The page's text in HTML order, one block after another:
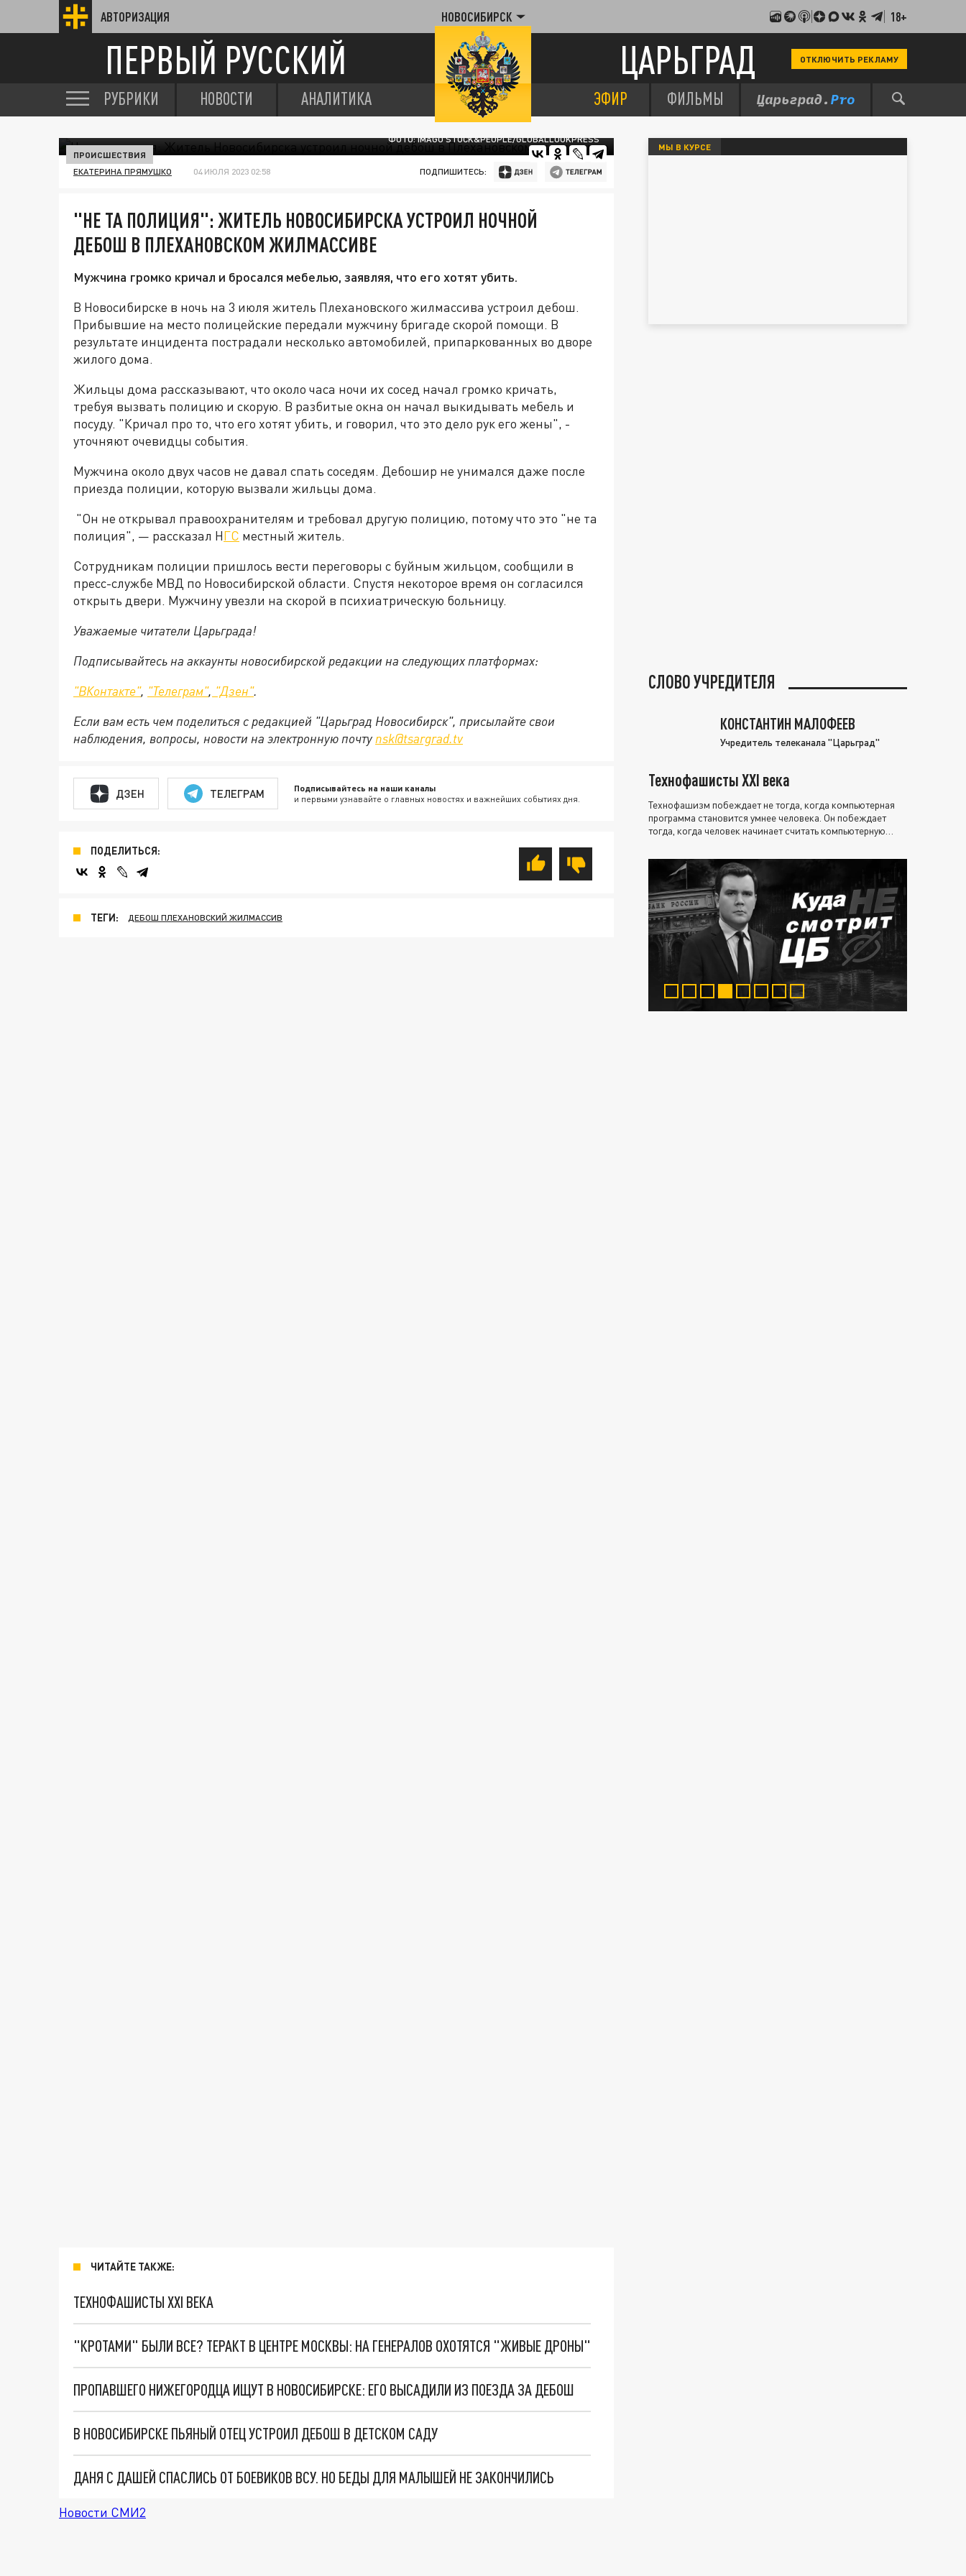
АВТОРИЗАЦИЯ НОВОСИБИРСК 18+
ПЕРВЫЙ РУССКИЙ ЦАРЬГРАД ОТКЛЮЧИТЬ РЕКЛАМУ
РУБРИКИ НОВОСТИ АНАЛИТИКА ЭФИР ФИЛЬМЫ
ФОТО: IMAGO STOCK&PEOPLE/GLOBALLOOKPRESS
ПРОИСШЕСТВИЯ
ЕКАТЕРИНА ПРЯМУШКО 04 ИЮЛЯ 2023 02:58 ПОДПИШИТЕСЬ:
"НЕ ТА ПОЛИЦИЯ": ЖИТЕЛЬ НОВОСИБИРСКА УСТРОИЛ НОЧНОЙ
ДЕБОШ В ПЛЕХАНОВСКОМ ЖИЛМАССИВЕ
Мужчина громко кричал и бросался мебелью, заявляя, что его хотят убить.
В Новосибирске в ночь на 3 июля житель Плехановского жилмассива устроил дебош.
Прибывшие на место полицейские передали мужчину бригаде скорой помощи. В
результате инцидента пострадали несколько автомобилей, припаркованных во дворе
жилого дома.
Жильцы дома рассказывают, что около часа ночи их сосед начал громко кричать,
требуя вызвать полицию и скорую. В разбитые окна он начал выкидывать мебель и
посуду. "Кричал про то, что его хотят убить, и говорил, что это дело рук его жены", -
уточняют очевидцы события.
Мужчина около двух часов не давал спать соседям. Дебошир не унимался даже после
приезда полиции, которую вызвали жильцы дома.
"Он не открывал правоохранителям и требовал другую полицию, потому что это "не та
полиция", — рассказал НГС местный житель.
Сотрудникам полиции пришлось вести переговоры с буйным жильцом, сообщили в
пресс-службе МВД по Новосибирской области. Спустя некоторое время он согласился
открыть двери. Мужчину увезли на скорой в психиатрическую больницу.
Уважаемые читатели Царьграда!
Подписывайтесь на аккаунты новосибирской редакции на следующих платформах:
"ВКонтакте", "Телеграм", "Дзен".
Если вам есть чем поделиться с редакцией "Царьград Новосибирск", присылайте свои
наблюдения, вопросы, новости на электронную почту nsk@tsargrad.tv
ДЗЕН ТЕЛЕГРАМ Подписывайтесь на наши каналы
и первыми узнавайте о главных новостях и важнейших событиях дня.
ПОДЕЛИТЬСЯ:
ТЕГИ: ДЕБОШ ПЛЕХАНОВСКИЙ ЖИЛМАССИВ
ЧИТАЙТЕ ТАКЖЕ:
ТЕХНОФАШИСТЫ XXI ВЕКА
"КРОТАМИ" БЫЛИ ВСЕ? ТЕРАКТ В ЦЕНТРЕ МОСКВЫ: НА ГЕНЕРАЛОВ ОХОТЯТСЯ "ЖИВЫЕ ДРОНЫ"
ПРОПАВШЕГО НИЖЕГОРОДЦА ИЩУТ В НОВОСИБИРСКЕ: ЕГО ВЫСАДИЛИ ИЗ ПОЕЗДА ЗА ДЕБОШ
В НОВОСИБИРСКЕ ПЬЯНЫЙ ОТЕЦ УСТРОИЛ ДЕБОШ В ДЕТСКОМ САДУ
ДАНЯ С ДАШЕЙ СПАСЛИСЬ ОТ БОЕВИКОВ ВСУ. НО БЕДЫ ДЛЯ МАЛЫШЕЙ НЕ ЗАКОНЧИЛИСЬ
Новости СМИ2
МЫ В КУРСЕ
СЛОВО УЧРЕДИТЕЛЯ
КОНСТАНТИН МАЛОФЕЕВ
Учредитель телеканала "Царьград"
Технофашисты XXI века
Технофашизм побеждает не тогда, когда компьютерная
программа становится умнее человека. Он побеждает
тогда, когда человек начинает считать компьютерную